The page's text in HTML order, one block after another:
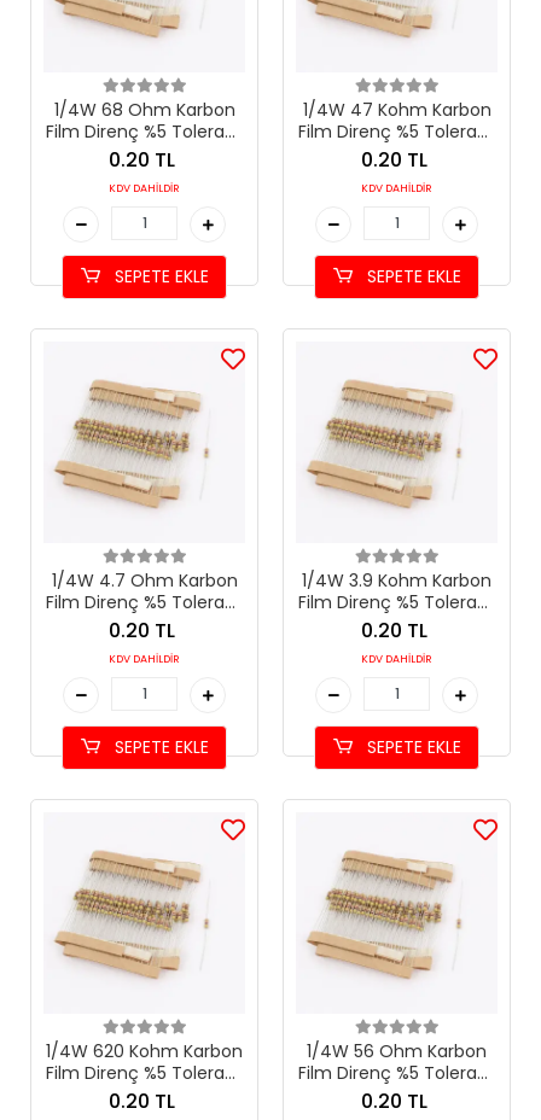
1/4W 68 Ohm Karbon
Film Direnç %5 Tolerans
(68 Ω)
0.20 TL
KDV DAHİLDİR
SEPETE EKLE
1/4W 47 Kohm Karbon
Film Direnç %5 Tolerans
(47 kΩ)
0.20 TL
KDV DAHİLDİR
SEPETE EKLE
1/4W 4.7 Ohm Karbon
Film Direnç %5 Tolerans
(4.7 Ω)
0.20 TL
KDV DAHİLDİR
SEPETE EKLE
1/4W 3.9 Kohm Karbon
Film Direnç %5 Tolerans
(3.9 kΩ)
0.20 TL
KDV DAHİLDİR
SEPETE EKLE
1/4W 620 Kohm Karbon
Film Direnç %5 Tolerans
(620 kΩ)
0.20 TL
1/4W 56 Ohm Karbon
Film Direnç %5 Tolerans
(56 Ω)
0.20 TL